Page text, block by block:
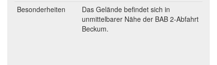
Besonderheiten
Das Gelände befindet sich in
unmittelbarer Nähe der BAB 2-Abfahrt
Beckum.